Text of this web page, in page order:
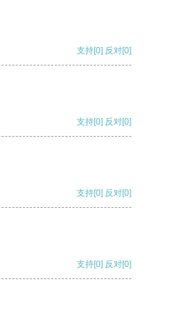
支持[0] 反对[0]
支持[0] 反对[0]
支持[0] 反对[0]
支持[0] 反对[0]